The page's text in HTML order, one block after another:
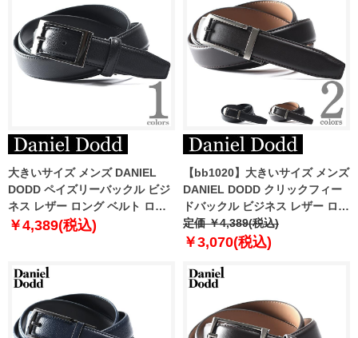
大きいサイズ メンズ DANIEL
DODD ペイズリーバックル ビジ
ネス レザー ロング ベルト ロン
グサイズ azbl-239004
￥4,389(税込)
【bb1020】大きいサイズ メンズ
DANIEL DODD クリックフィー
ドバックル ビジネス レザー ロン
グ ベルト ロングサイズ azbl-
239001
定価 ￥4,389(税込)
￥3,070(税込)